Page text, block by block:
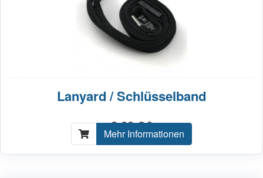
Lanyard / Schlüsselband
2,00 € *
Mehr Informationen